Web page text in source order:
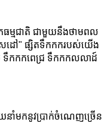
ម្មជាតិ ជាមួយនឹងថាមពល
សដៅ" ផ្សិតទឹកកករបស់យើង
ទឹកកកពេជ្រ ទឹកកកលលាដ៍
នាំមក​នូវ​ប្រាក់​ចំណេញ​ច្រើន​